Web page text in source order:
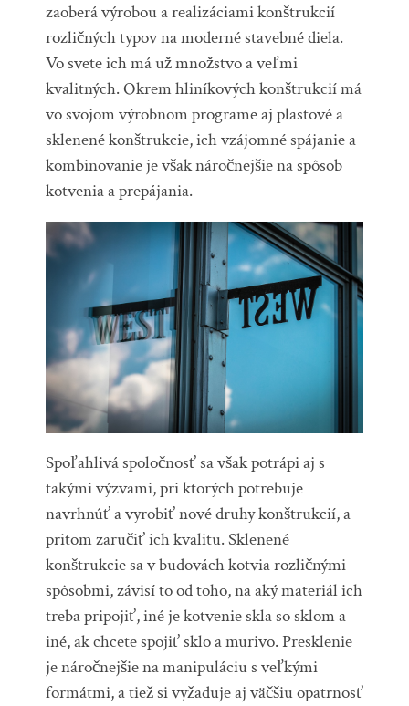
zaoberá výrobou a realizáciami konštrukcií
rozličných typov na moderné stavebné diela.
Vo svete ich má už množstvo a veľmi
kvalitných. Okrem hliníkových konštrukcií má
vo svojom výrobnom programe aj plastové a
sklenené konštrukcie, ich vzájomné spájanie a
kombinovanie je však náročnejšie na spôsob
kotvenia a prepájania.
Spoľahlivá spoločnosť sa však potrápi aj s
takými výzvami, pri ktorých potrebuje
navrhnúť a vyrobiť nové druhy konštrukcií, a
pritom zaručiť ich kvalitu. Sklenené
konštrukcie sa v budovách kotvia rozličnými
spôsobmi, závisí to od toho, na aký materiál ich
treba pripojiť, iné je kotvenie skla so sklom a
iné, ak chcete spojiť sklo a murivo. Presklenie
je náročnejšie na manipuláciu s veľkými
formátmi, a tiež si vyžaduje aj väčšiu opatrnosť